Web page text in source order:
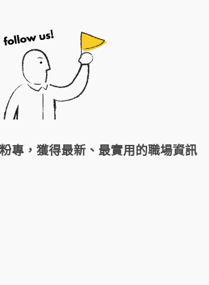
專，獲得最新、最實用的職場資訊